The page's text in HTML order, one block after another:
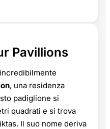
Pavillions
, una residenza
padiglione si
quadrati e si trova
Il suo nome deriva